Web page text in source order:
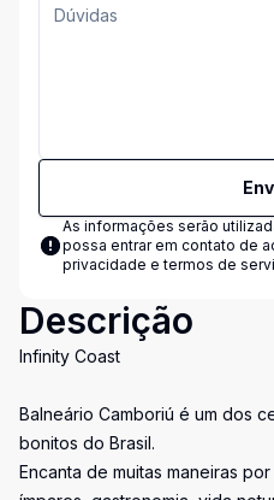
As informações serão
possa entrar em contato de
privacidade e termos de
Descrição
Infinity Coast
Balneário Camboriú é um dos
bonitos do Brasil.
Encanta de muitas maneiras